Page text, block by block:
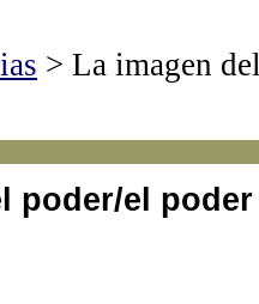
> La imagen
poder/el